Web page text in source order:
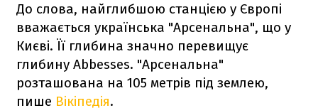
До слова, найглибшою станцією у Європі
вважається українська "Арсенальна", що у
Києві. Її глибина значно перевищує
глибину Abbesses. "Арсенальна"
розташована на 105 метрів під землею,
пише Вікіпедія.